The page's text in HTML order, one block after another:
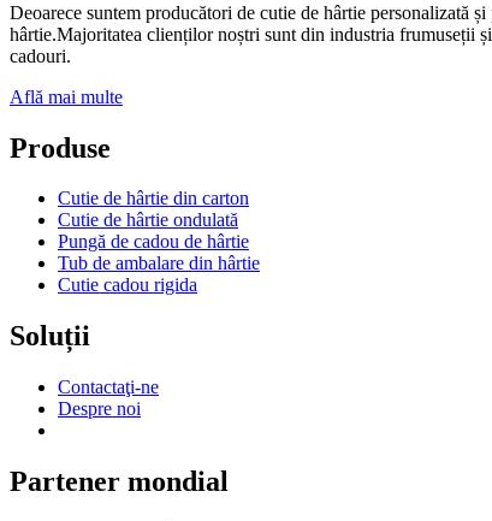
Deoarece suntem producători de cutie de hârtie personalizată
hârtie.Majoritatea clienților noștri sunt din industria frumuseții
cadouri.
Află mai multe
Produse
Cutie de hârtie din carton
Cutie de hârtie ondulată
Pungă de cadou de hârtie
Tub de ambalare din hârtie
Cutie cadou rigida
Soluții
Contactaţi-ne
Despre noi
Partener mondial